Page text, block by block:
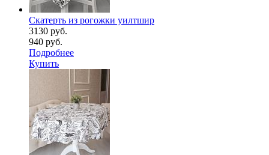
Скатерть из рогожки уилтшир
3130 руб.
940 руб.
Подробнее
Купить